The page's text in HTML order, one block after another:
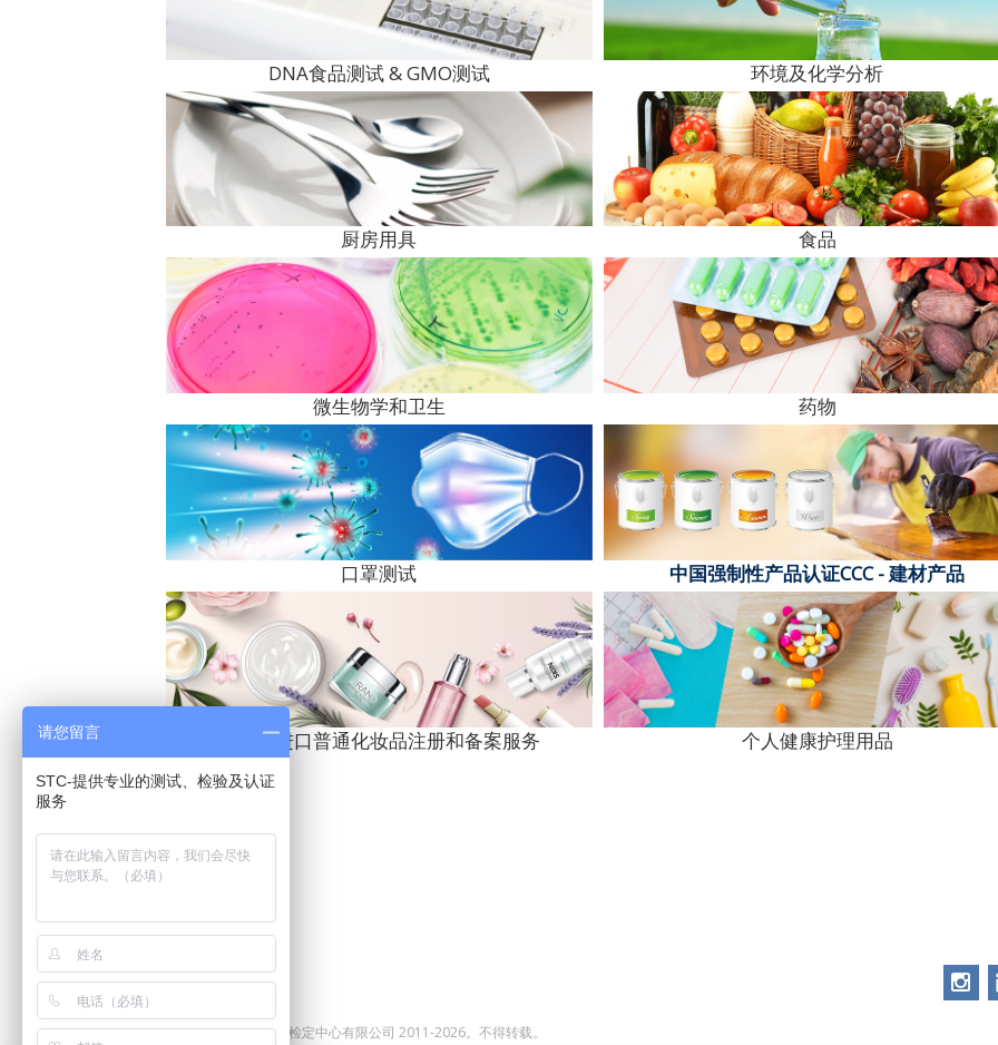
DNA食品测试 & GMO测试 环境及化学分析
厨房用具 食品
微生物学和卫生 药物
口罩测试 中国强制性产品认证CCC - 建材产品
国产及进口普通化妆品注册和备案服务 个人健康护理用品
©版权所有。香港标准及检定中心有限公司 2011-2026。不得转载。
请您留言
STC-提供专业的测试、检验及认证
服务